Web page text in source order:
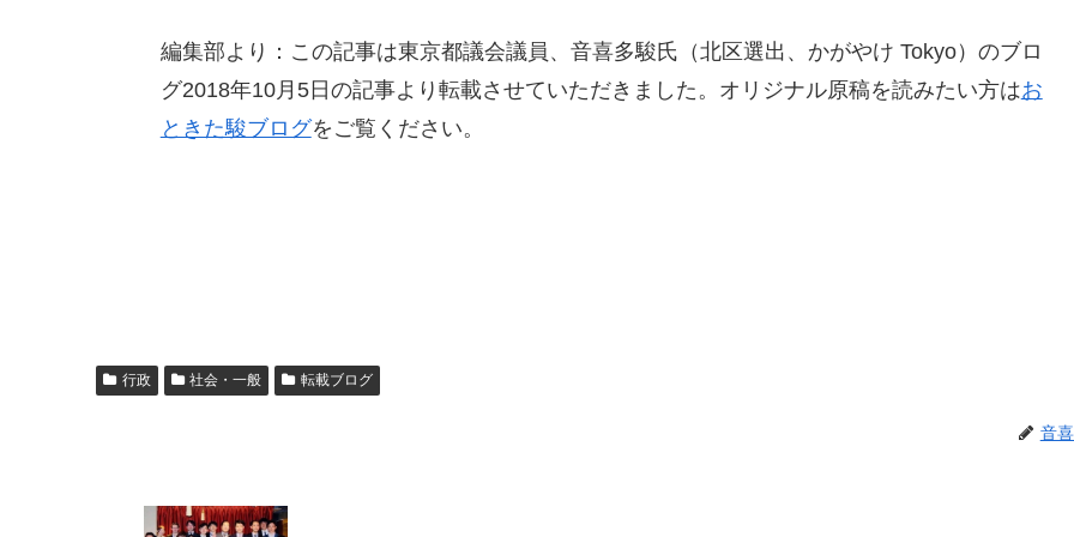
編集部より：この記事は東京都議会議員、音喜多駿氏（北区選出、かがやけ Tokyo）のブロ
グ2018年10月5日の記事より転載させていただきました。オリジナル原稿を読みたい方はお
ときた駿ブログをご覧ください。
行政 社会・一般 転載ブログ
音